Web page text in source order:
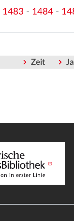
1483 - 1484 -
Zeit